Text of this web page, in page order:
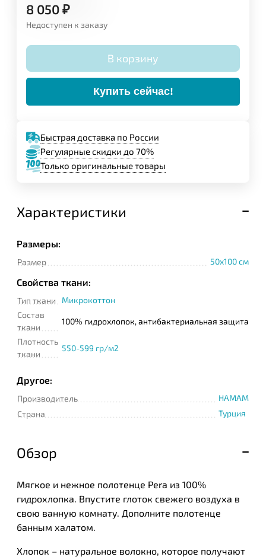
8 050₽
Недоступен к заказу
В корзину
Купить сейчас!
Быстрая доставка по России
Регулярные скидки до 70%
Только оригинальные товары
Характеристики
Размеры:
Размер 50x100 см
Свойства ткани:
Тип ткани
Микрокоттон
Состав
ткани
100% гидрохлопок, антибактериальная защита
Плотность
ткани
550-599 гр/м2
Другое:
Производитель
HAMAM
Страна
Турция
Обзор
Мягкое и нежное полотенце Pera из 100%
гидрохлопка. Впустите глоток свежего воздуха в
свою ванную комнату. Дополните полотенце
банным халатом.
Хлопок – натуральное волокно, которое получают